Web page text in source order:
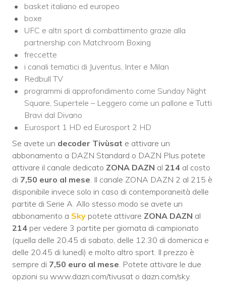
basket italiano ed europeo
boxe
UFC e altri sport di combattimento grazie alla
partnership con Matchroom Boxing
freccette
i canali tematici di Juventus, Inter e Milan
Redbull TV
programmi di approfondimento come Sunday Night
Square, Supertele – Leggero come un pallone e Tutti
Bravi dal Divano
Eurosport 1 HD ed Eurosport 2 HD
Se avete un decoder Tivùsat e attivare un
abbonamento a DAZN Standard o DAZN Plus potete
attivare il canale dedicato ZONA DAZN al 214 al costo
di 7,50 euro al mese . Il canale ZONA DAZN 2 al 215 è
disponibile invece solo in caso di contemporaneità delle
partite di Serie A. Allo stesso modo se avete un
abbonamento a Sky potete attivare ZONA DAZN al
214 per vedere 3 partite per giornata di campionato
(quella delle 20.45 di sabato, delle 12.30 di domenica e
delle 20.45 di lunedì) e molto altro sport. Il prezzo è
sempre di 7,50 euro al mese . Potete attivare le due
opzioni su www.dazn.com/tivusat o dazn.com/sky.